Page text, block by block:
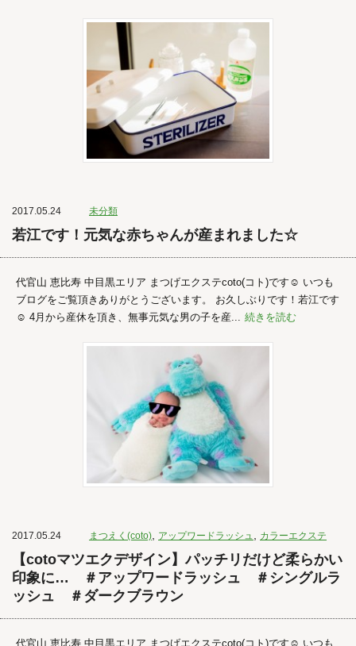
2017.05.24 未分類
若江です！元気な赤ちゃんが産まれました☆
代官山 恵比寿 中目黒エリア まつげエクステcoto(コト)です☺︎ いつも
ブログをご覧頂きありがとうございます。 お久しぶりです！若江です
☺︎ 4月から産休を頂き、無事元気な男の子を産... 続きを読む
2017.05.24 まつえく(coto) アップワードラッシュ カラーエクステ
【cotoマツエクデザイン】パッチリだけど柔らかい
印象に… ＃アップワードラッシュ ＃シングルラ
ッシュ ＃ダークブラウン
代官山 恵比寿 中目黒エリア まつげエクステcoto(コト)です☺︎ いつも